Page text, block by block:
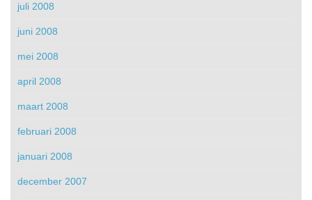
juli 2008
juni 2008
mei 2008
april 2008
maart 2008
februari 2008
januari 2008
december 2007